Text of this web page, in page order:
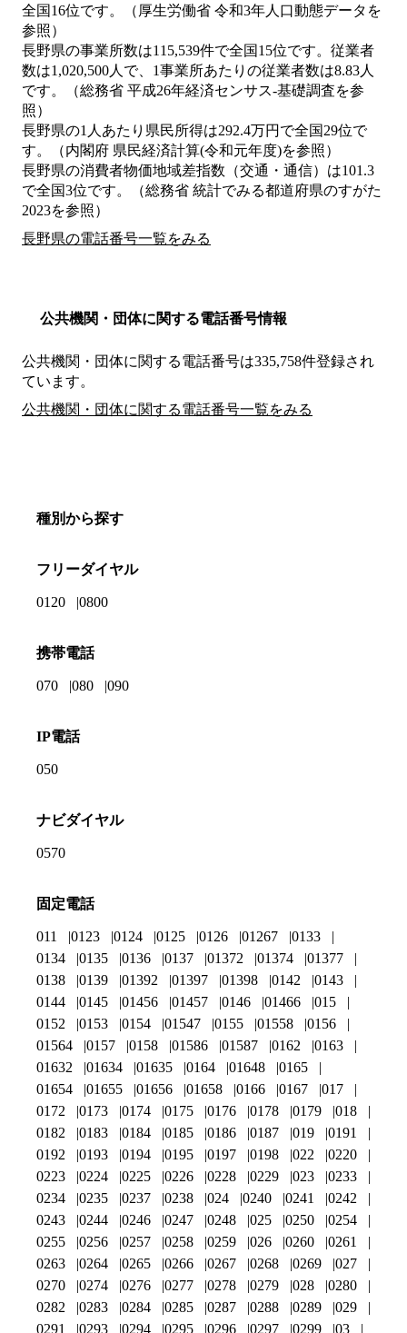
全国16位です。（厚生労働省 令和3年人口動態データを
参照）
長野県の事業所数は115,539件で全国15位です。従業者
数は1,020,500人で、1事業所あたりの従業者数は8.83人
です。（総務省 平成26年経済センサス‐基礎調査を参
照）
長野県の1人あたり県民所得は292.4万円で全国29位で
す。（内閣府 県民経済計算(令和元年度)を参照）
長野県の消費者物価地域差指数（交通・通信）は101.3
で全国3位です。（総務省 統計でみる都道府県のすがた
2023を参照）
長野県の電話番号一覧をみる
公共機関・団体に関する電話番号情報
公共機関・団体に関する電話番号は335,758件登録され
ています。
公共機関・団体に関する電話番号一覧をみる
種別から探す
フリーダイヤル
0120 0800
携帯電話
070 080 090
IP電話
050
ナビダイヤル
0570
固定電話
011 0123 0124 0125 0126 01267
0133
0134
0135 0136 0137 01372 01374
01377
0138
0139 01392 01397 01398 0142
0143
0144
0145 01456 01457 0146 01466
015
0152
0153 0154 01547 0155 01558
0156
01564
0157 0158 01586 01587 0162
0163
01632
01634 01635 0164 01648
0165
01654
01655 01656 01658 0166 0167
017
0172
0173 0174 0175 0176 0178 0179
018
0182
0183 0184 0185 0186 0187 019
0191
0192
0193 0194 0195 0197 0198 022
0220
0223
0224 0225 0226 0228 0229 023
0233
0234
0235 0237 0238 024 0240 0241
0242
0243
0244 0246 0247 0248 025 0250
0254
0255
0256 0257 0258 0259 026 0260
0261
0263
0264 0265 0266 0267 0268 0269
027
0270
0274 0276 0277 0278 0279 028
0280
0282
0283 0284 0285 0287 0288 0289
029
0291
0293 0294 0295 0296 0297 0299 03